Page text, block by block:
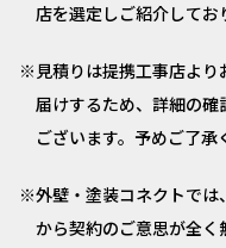
店を選定しご紹介してお
見積りは提携工事店よ
届けするため、詳細の
ございます。予めご了承
外壁・塗装コネクトで
から契約のご意思が全